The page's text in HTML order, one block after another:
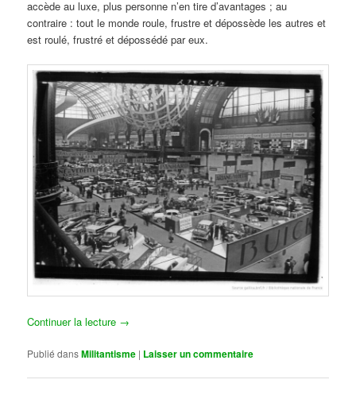
accède au luxe, plus personne n’en tire d’avantages ; au
contraire : tout le monde roule, frustre et dépossède les autres et
est roulé, frustré et dépossédé par eux.
Continuer la lecture →
Publié dansMilitantisme | Laisser un commentaire